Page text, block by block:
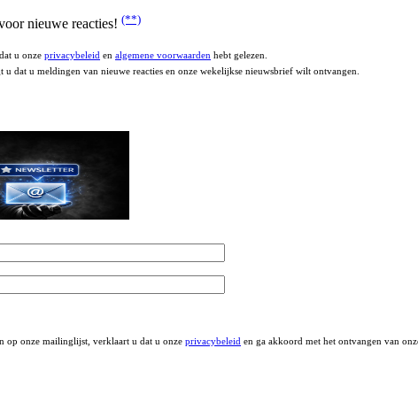
nieuwe reacties! (**)
u onze privacybeleid en algemene voorwaarden hebt gelezen.
dat u meldingen van nieuwe reacties en onze wekelijkse nieuwsbrief wilt ontvangen.
op onze mailinglijst, verklaart u dat u onze privacybeleid en ga akkoord met het ontvangen van